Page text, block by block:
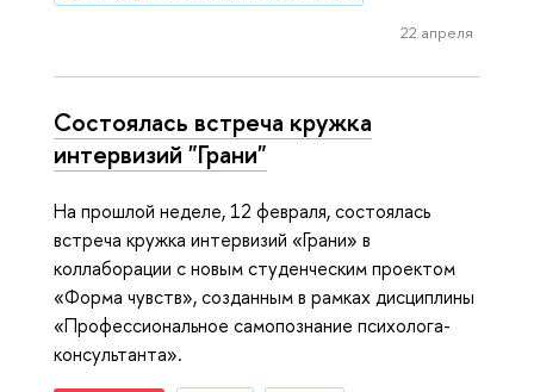
22 апреля
Состоялась встреча кружка
интервизий "Грани"
На прошлой неделе, 12 февраля, состоялась
встреча кружка интервизий «Грани» в
коллаборации с новым студенческим проектом
«Форма чувств», созданным в рамках дисциплины
«Профессиональное самопознание психолога-
консультанта».